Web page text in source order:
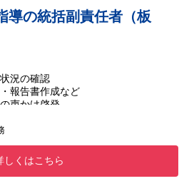
導の統括副責任者（板
況の確認
報告書作成など
声かけ啓発
理
啓発
しくはこちら